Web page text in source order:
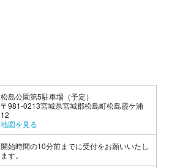
松島公園第5駐車場（予定）
〒981-0213宮城県宮城郡松島町松島霞ケ浦
12
地図を見る
開始時間の10分前までに受付をお願いいたし
ます。